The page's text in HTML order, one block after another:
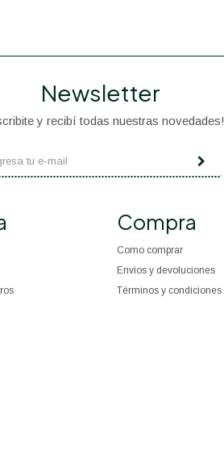
Compra
Como comprar
Envíos y devoluciones
Términos y condiciones
Newsletter
y recibí todas nuestras novedades!